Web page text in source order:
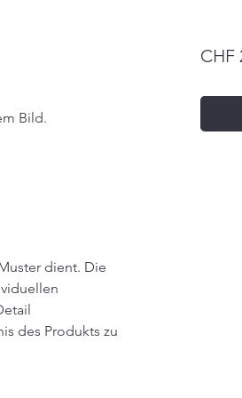
Bild.
dient. Die
des Produkts zu
CHF